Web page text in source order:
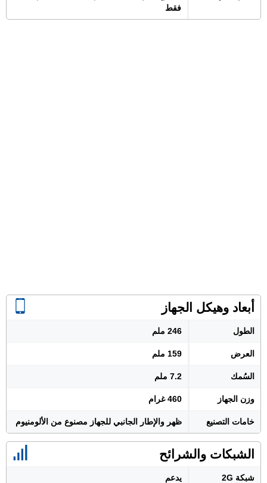
فقط
أبعاد وهيكل الجهاز
الطول 246 ملم
العرض 159 ملم
السُمك 7.2 ملم
وزن الجهاز 460 غرام
خامات التصنيع ظهر والإطار الجانبي للجهاز مصنوع من الألومنيوم
الشبكات والشرائح
شبكة 2G يدعم